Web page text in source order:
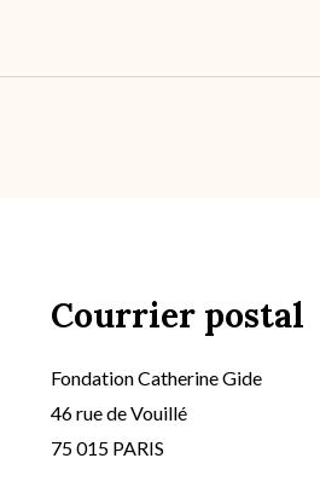
Courrier postal
Fondation Catherine Gide
46 rue de Vouillé
75 015 PARIS